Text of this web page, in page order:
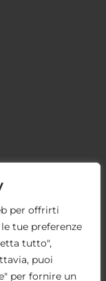
per offrirti
tue preferenze
tutto",
puoi
per fornire un